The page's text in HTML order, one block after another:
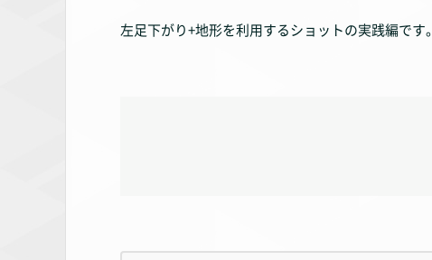
左足下がり+地形を利用するショットの実践編です。